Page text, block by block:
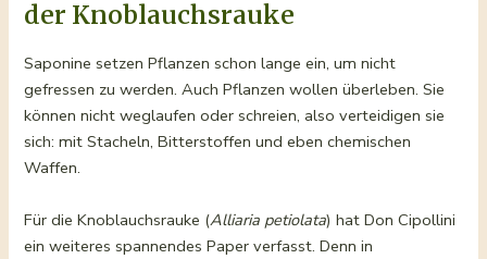
der Knoblauchsrauke
Saponine setzen Pflanzen schon lange ein, um nicht
gefressen zu werden. Auch Pflanzen wollen überleben. Sie
können nicht weglaufen oder schreien, also verteidigen sie
sich: mit Stacheln, Bitterstoffen und eben chemischen
Waffen.
Für die Knoblauchsrauke (Alliaria petiolata) hat Don Cipollini
ein weiteres spannendes Paper verfasst. Denn in